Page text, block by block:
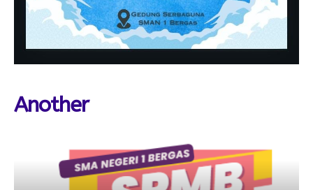
Another